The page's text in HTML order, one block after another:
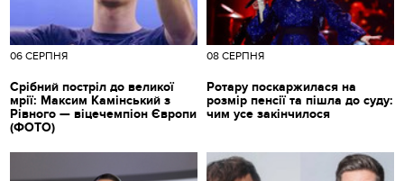
06 СЕРПНЯ
Срібний постріл до великої
мрії: Максим Камінський з
Рівного — віцечемпіон Європи
(ФОТО)
08 СЕРПНЯ
Ротару поскаржилася на
розмір пенсії та пішла до суду:
чим усе закінчилося